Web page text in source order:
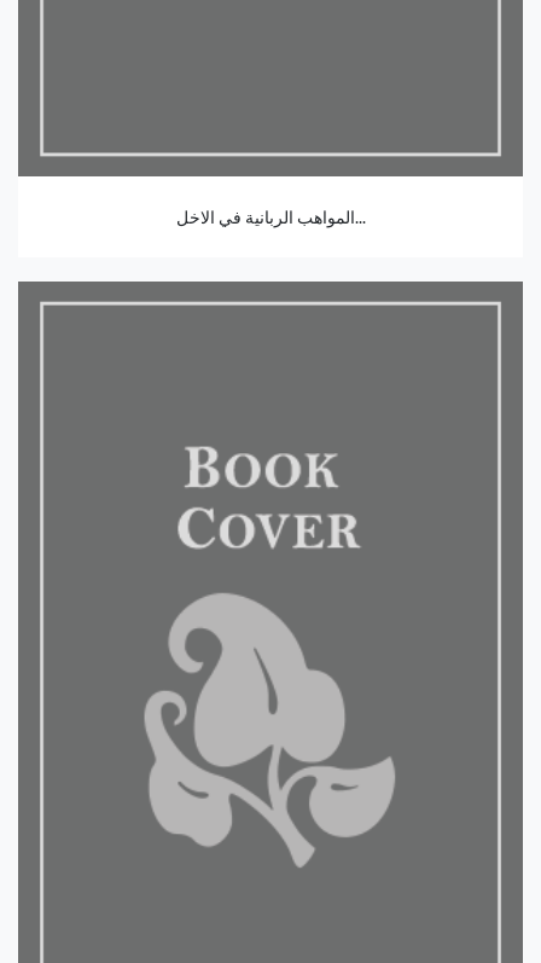
المواهب الربانية في الاخل...